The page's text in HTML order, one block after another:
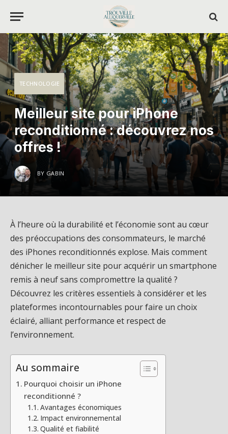
TECHNOLOGIE
Meilleur site pour iPhone
reconditionné : découvrez nos
offres !
BY GABIN
À l’heure où la durabilité et l’économie sont au cœur
des préoccupations des consommateurs, le marché
des iPhones reconditionnés explose. Mais comment
dénicher le meilleur site pour acquérir un smartphone
remis à neuf sans compromettre la qualité ?
Découvrez les critères essentiels à considérer et les
plateformes incontournables pour faire un choix
éclairé, alliant performance et respect de
l’environnement.
Au sommaire
Pourquoi choisir un iPhone
reconditionné ?
Avantages économiques
Impact environnemental
Qualité et fiabilité